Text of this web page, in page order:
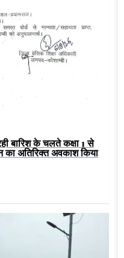
बारिश के चलते कक्षा 1 से
का अतिरिक्त अवकाश किया